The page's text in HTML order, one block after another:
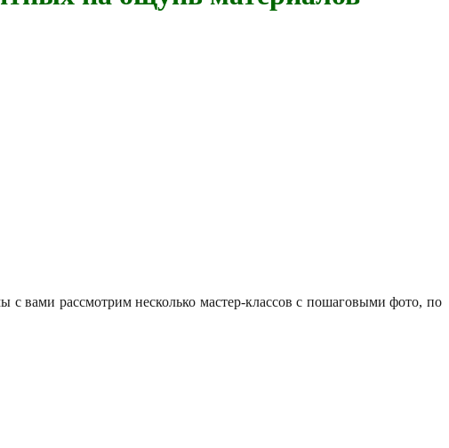
вами рассмотрим несколько мастер-классов с пошаговыми фото, по